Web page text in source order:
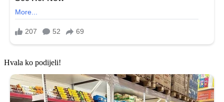
Hvala ko podijeli!